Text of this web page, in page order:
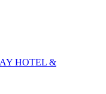
HOTEL &